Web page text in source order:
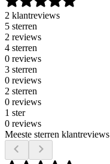
2 klantreviews
5 sterren
2 reviews
4 sterren
0 reviews
3 sterren
0 reviews
2 sterren
0 reviews
1 ster
0 reviews
Meeste sterren klantreviews